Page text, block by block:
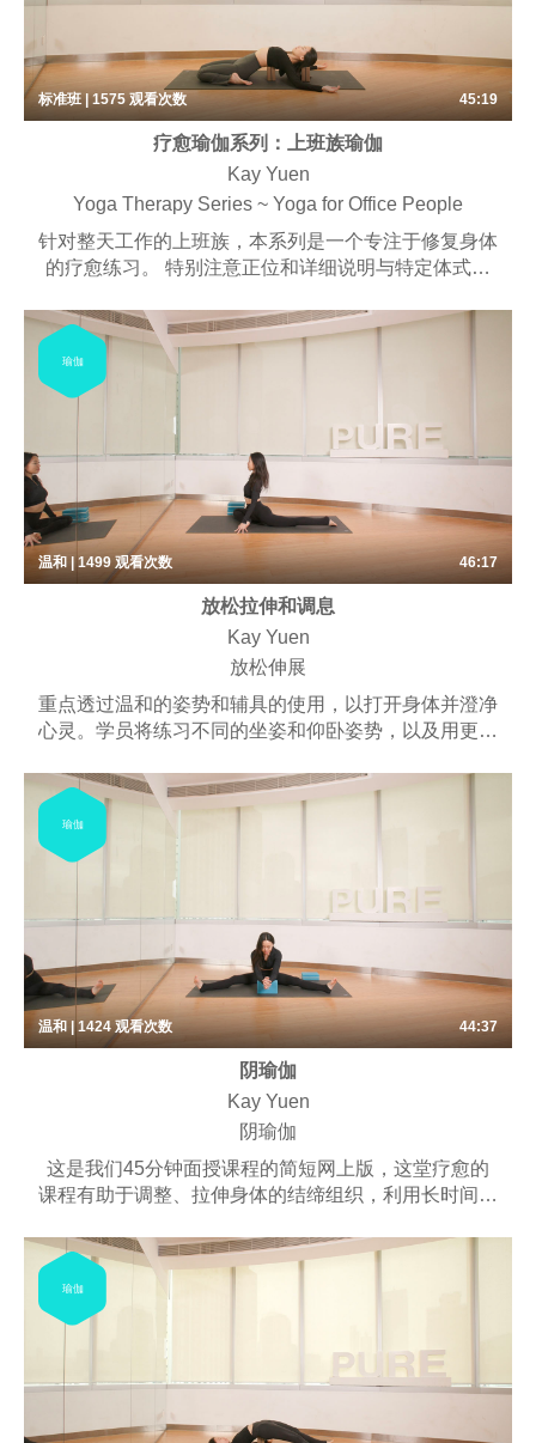
标准班 | 1575观看次数 45:19
疗愈瑜伽系列：上班族瑜伽
Kay Yuen
Yoga Therapy Series ~ Yoga for Office People
针对整天工作的上班族，本系列是一个专注于修复身体
的疗愈练习。 特别注意正位和详细说明与特定体式相
具。
瑜伽
温和 | 1499 观看次数 46:17
放松拉伸和调息
Kay Yuen
放松伸展
重点透过温和的姿势和辅具的使用，以打开身体并澄净
心灵。学员将练习不同的坐姿和仰卧姿势，以及用更长
想。
瑜伽
温和 | 1424观看次数 44:37
阴瑜伽
Kay Yuen
阴瑜伽
这是我们45分钟面授课程的简短网上版，这堂疗愈的
课程有助于调整、拉伸身体的结缔组织，利用长时间停
力。课程可能包含些许呼吸练习、梵唱，以及冥想。
适合不想费力，又能达到伸展效果的练习者。
瑜伽